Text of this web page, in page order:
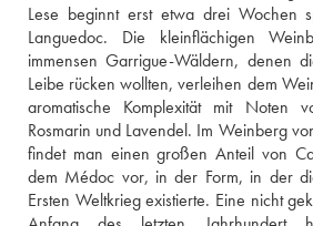
Lese beginnt erst etwa drei Wochen
Languedoc. Die kleinflächigen
immensen Garrigue-Wäldern, denen
Leibe rücken wollten, verleihen dem
aromatische Komplexität mit Noten
Rosmarin und Lavendel. Im Weinberg
findet man einen großen Anteil von
dem Médoc vor, in der Form, in der
Ersten Weltkrieg existierte. Eine nicht